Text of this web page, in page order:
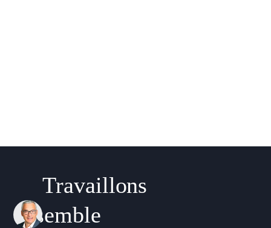
Travaillons
ensemble